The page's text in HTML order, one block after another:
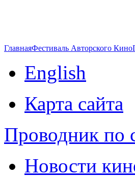
ГлавнаяФестиваль Авторского Кино
English
Карта сайта
Проводник по
Новости